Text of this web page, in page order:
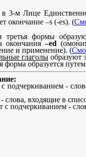
3-м Лице
окончание –s (-es). (
третья формы
окончания–ed
и применение). (
глаголы образуют
форма образуется
-
входящие в
подчеркиванием -